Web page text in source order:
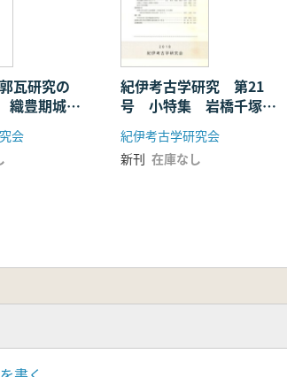
瓦研究の
豊期城郭
会
紀伊考古学研究 第21
号 小特集 岩橋千塚と
天王塚 首長墓最後の前
方後円墳を考える
紀伊考古学研究会
新刊 在庫なし